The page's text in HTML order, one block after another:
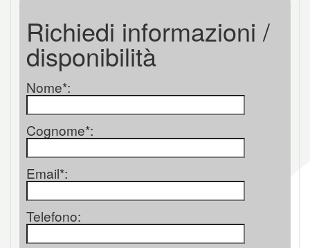
Richiedi informazioni /
disponibilità
Nome*:
Cognome*:
Email*:
Telefono: